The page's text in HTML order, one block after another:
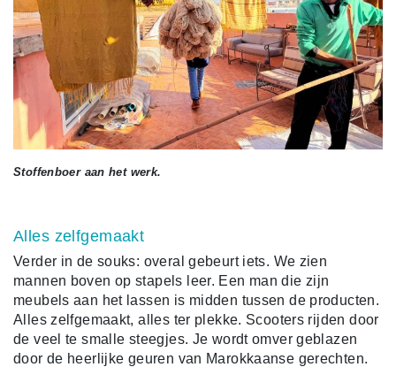
Stoffenboer aan het werk.
Alles zelfgemaakt
Verder in de souks: overal gebeurt iets. We zien
mannen boven op stapels leer. Een man die zijn
meubels aan het lassen is midden tussen de producten.
Alles zelfgemaakt, alles ter plekke. Scooters rijden door
de veel te smalle steegjes. Je wordt omver geblazen
door de heerlijke geuren van Marokkaanse gerechten.